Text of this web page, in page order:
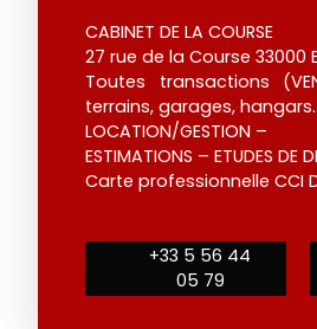
CABINET DE LA COURSE
27 rue de la Course 33000
Toutes transactions
terrains, garages,
LOCATION/GESTION –
ESTIMATIONS – ETUDES DE
Carte professionnelle CCI
+33 5 56 44
05 79